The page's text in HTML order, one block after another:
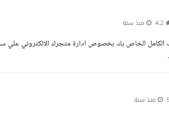
منذ سنة
الخاص بك بخصوص ادارة متجرك الالكتروني علي
منذ سنة